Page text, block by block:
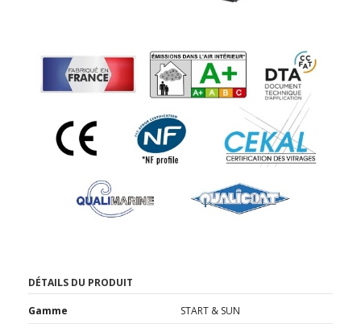
DÉTAILS DU PRODUIT
Gamme
START & SUN